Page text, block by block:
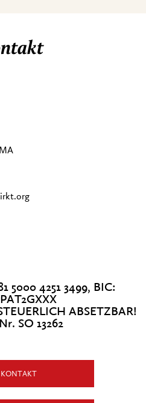
5000 4251 3499, BIC:
ABSETZBAR!
SO 13262
KONTAKT